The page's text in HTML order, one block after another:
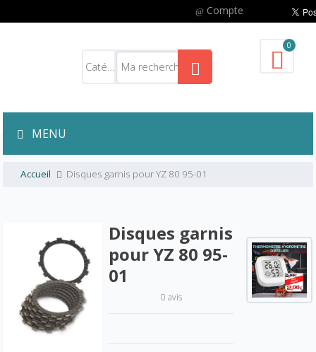
Compte
0
MENU
Accueil Disques garnis pour YZ 80 95-01
Disques garnis
pour YZ 80 95-
01
0 avis